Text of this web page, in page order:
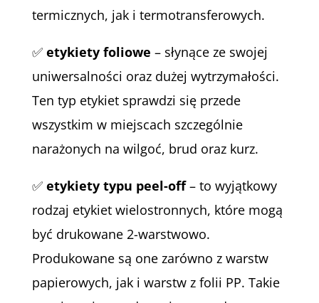
termicznych, jak i termotransferowych.
✅ etykiety foliowe – słynące ze swojej
uniwersalności oraz dużej wytrzymałości.
Ten typ etykiet sprawdzi się przede
wszystkim w miejscach szczególnie
narażonych na wilgoć, brud oraz kurz.
✅ etykiety typu peel-off– to wyjątkowy
rodzaj etykiet wielostronnych, które mogą
być drukowane 2-warstwowo.
Produkowane są one zarówno z warstw
papierowych, jak i warstw z folii PP. Takie